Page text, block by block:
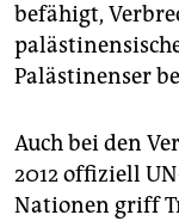
befähigt,
Palästinenser
Auch bei den
2012 offiziell
Nationen griff